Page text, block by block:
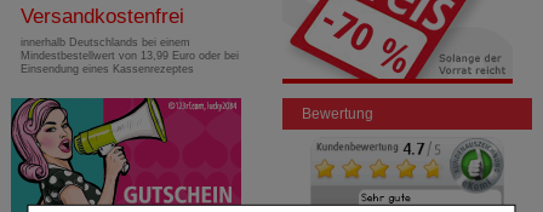
Versandkostenfrei
innerhalb Deutschlands bei einem
Mindestbestellwert von 13,99 Euro oder bei
Einsendung eines Kassenrezeptes
Bewertung